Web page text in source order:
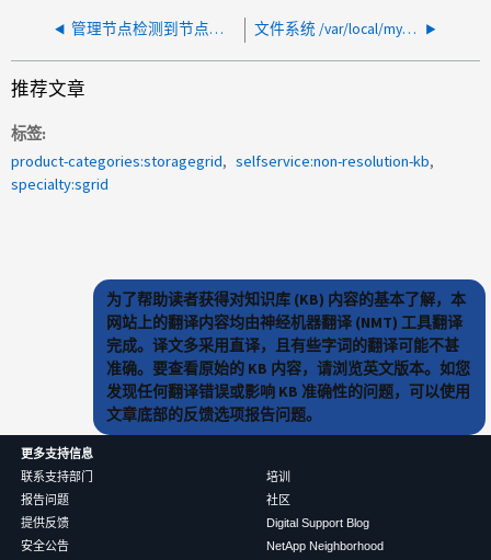
管理节点检测到节点网络连接错误警报，原因是电缆/SFP 故障 文件系统 /var/local/mysql_ibdata 上的 VMFR 和 VMFI 警报
推荐文章
标签
product-categories:storagegrid
selfservice:non-resolution-kb
specialty:sgrid
为了帮助读者获得对知识库 (KB) 内容的基本了解，本
网站上的翻译内容均由神经机器翻译 (NMT) 工具翻译
完成。译文多采用直译，且有些字词的翻译可能不甚
准确。要查看原始的 KB 内容，请浏览英文版本。如您
发现任何翻译错误或影响 KB 准确性的问题，可以使用
文章底部的反馈选项报告问题。
更多支持信息
联系支持部门
报告问题
提供反馈
安全公告
培训
社区
Digital Support Blog
NetApp Neighborhood